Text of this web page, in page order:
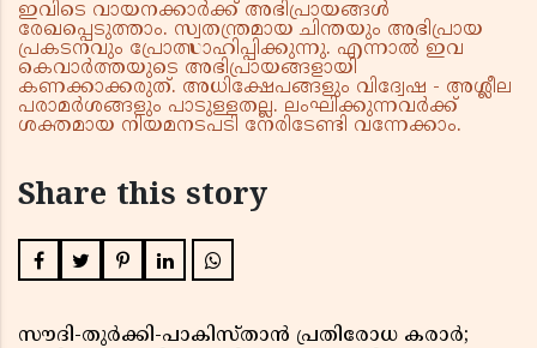
ഇവിടെ വായനക്കാർക്ക് അഭിപ്രായങ്ങൾ
രേഖപ്പെടുത്താം. സ്വതന്ത്രമായ ചിന്തയും അഭിപ്രായ
പ്രകടനവും പ്രോത്സാഹിപ്പിക്കുന്നു. എന്നാൽ ഇവ
കെവാർത്തയുടെ അഭിപ്രായങ്ങളായി
കണക്കാക്കരുത്. അധിക്ഷേപങ്ങളും വിദ്വേഷ - അശ്ലീല
പരാമർശങ്ങളും പാടുള്ളതല്ല. ലംഘിക്കുന്നവർക്ക്
ശക്തമായ നിയമനടപടി നേരിടേണ്ടി വന്നേക്കാം.
Share this story
സൗദി-തുർക്കി-പാകിസ്താൻ പ്രതിരോധ കരാർ;